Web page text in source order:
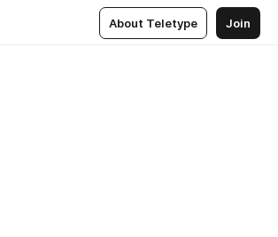
About Teletype Join